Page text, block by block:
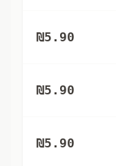
₪5.90
₪5.90
₪5.90